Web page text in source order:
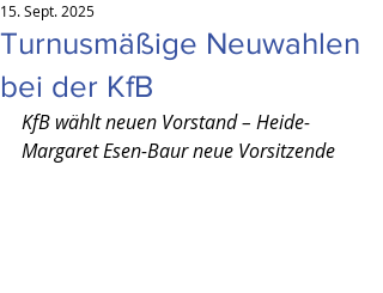
Turnusmäßige Neuwahlen
bei der KfB
15. Sept. 2025
KfB wählt neuen Vorstand – Heide-
Margaret Esen-Baur neue Vorsitzende